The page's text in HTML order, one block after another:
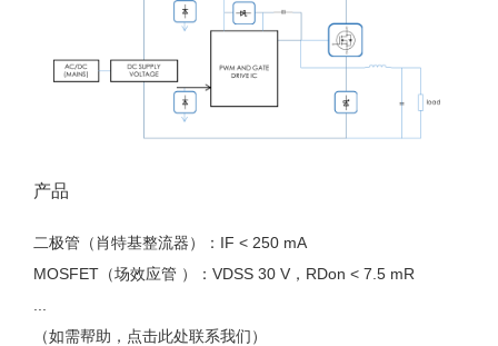
产品
二极管（肖特基整流器）
：IF < 250 mA
MOSFET（场效应管 ）： VDSS 30 V，RDon < 7.5 mR
（如需帮助，点击此处联系我们）